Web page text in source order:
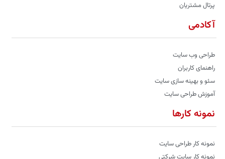
پرتال مشتریان
آکادمی
طراحی وب سایت
راهنمای کاربران
سئو و بهینه سازی سایت
آموزش طراحی سایت
نمونه کارها
نمونه کار طراحی سایت